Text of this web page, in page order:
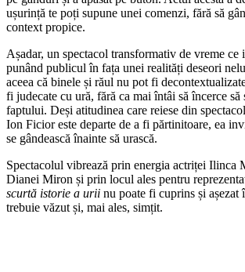
ușurință te poți supune unei comenzi, fără să
context propice.
Așadar, un spectacol transformativ de vreme ce
punând publicul în fața unei realități deseori
aceea că binele și răul nu pot fi
fi judecate cu ură, fără ca mai întâi să încerce să
faptului. Deși atitudinea care reiese din
Ion Ficior este departe de a fi părtinitoare, ea
se gândească înainte să urască.
Spectacolul vibrează prin energia actriței Ilinca
Dianei Miron și prin locul ales pentru
scurtă istorie a urii nu poate fi cuprins și așezat
trebuie văzut și, mai ales, simțit.